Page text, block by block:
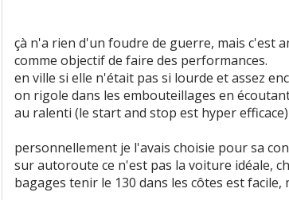
çà n'a rien d'un foudre de guerre, mais c'est
comme objectif de faire des performances.
en ville si elle n'était pas si lourde et assez
on rigole dans les embouteillages en
au ralenti (le start and stop est hyper efficace)
personnellement je l'avais choisie pour sa
sur autoroute ce n'est pas la voiture idéale,
bagages tenir le 130 dans les côtes est facile,